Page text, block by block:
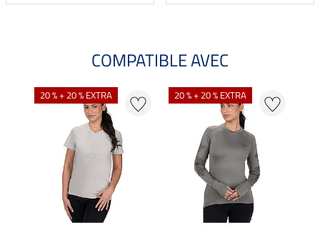
COMPATIBLE AVEC
20 % + 20 % EXTRA 20 % + 20 % EXTRA